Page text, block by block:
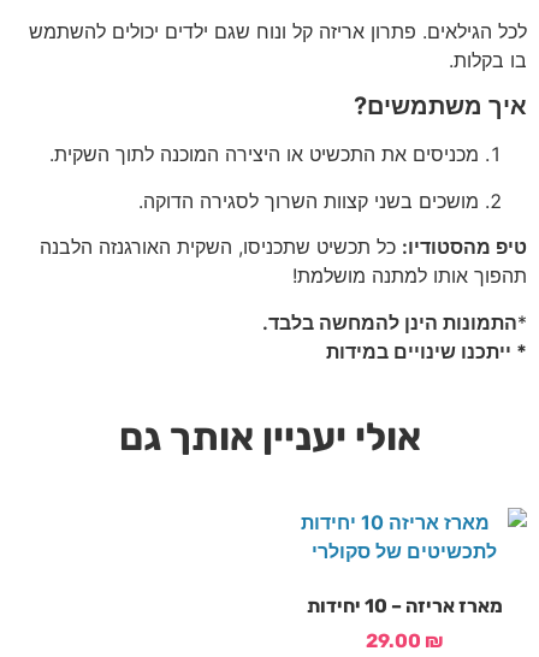
לכל הגילאים. פתרון אריזה קל ונוח שגם ילדים יכולים להשתמש
בו בקלות.
איך משתמשים?
מכניסים את התכשיט או היצירה המוכנה לתוך השקית.
מושכים בשני קצוות השרוך לסגירה הדוקה.
טיפ מהסטודיו: כל תכשיט שתכניסו, השקית האורגנזה הלבנה
תהפוך אותו למתנה מושלמת!
*התמונות הינן להמחשה בלבד.
* ייתכנו שינויים במידות
אולי יעניין אותך גם
מארז אריזה – 10 יחידות
29.00 ₪